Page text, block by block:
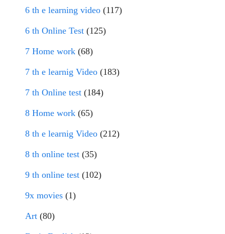
6 th e learning video (117)
6 th Online Test (125)
7 Home work (68)
7 th e learnig Video (183)
7 th Online test (184)
8 Home work (65)
8 th e learnig Video (212)
8 th online test (35)
9 th online test (102)
9x movies (1)
Art (80)